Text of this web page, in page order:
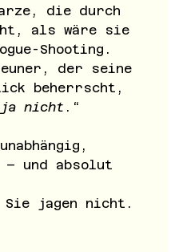
als wäre sie
Shooting.
beherrscht,
ja nicht .“
und absolut
jagen nicht.